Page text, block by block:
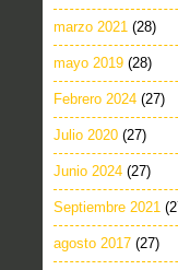
marzo 2021 (28)
mayo 2019 (28)
Febrero 2024 (27)
Julio 2020 (27)
Junio 2024 (27)
Septiembre 2021
agosto 2017 (27)